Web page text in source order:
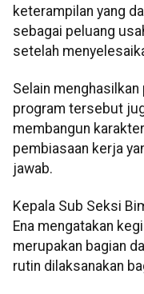
keterampilan yang
sebagai peluang
setelah
Selain
program tersebut
membangun
pembiasaan kerja
jawab.
Kepala Sub Seksi
Ena mengatakan
merupakan bagian
rutin dilaksanakan